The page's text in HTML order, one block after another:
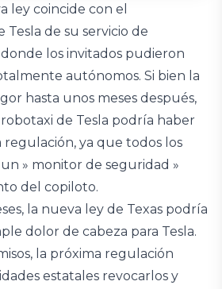
ley coincide con el
Tesla de su servicio de
los invitados pudieron
autónomos. Si bien la
hasta unos meses después,
de Tesla podría haber
ya que todos los
» monitor de seguridad »
del copiloto.
la nueva ley de Texas podría
dolor de cabeza para Tesla.
la próxima regulación
estatales revocarlos y